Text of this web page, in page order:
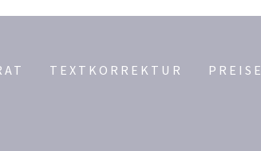
TEXTKORREKTUR PREISE